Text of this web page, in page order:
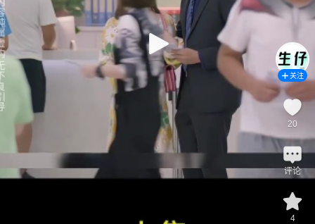
关注
20
评论
4